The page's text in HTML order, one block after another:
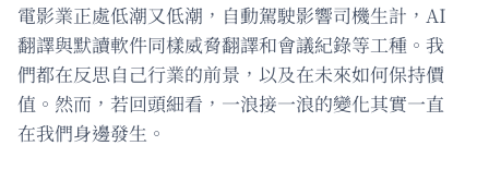
電影業正處低潮又低潮，自動駕駛影響司機生計，AI
翻譯與默讀軟件同樣威脅翻譯和會議紀錄等工種。我
們都在反思自己行業的前景，以及在未來如何保持價
值。然而，若回頭細看，一浪接一浪的變化其實一直
在我們身邊發生。